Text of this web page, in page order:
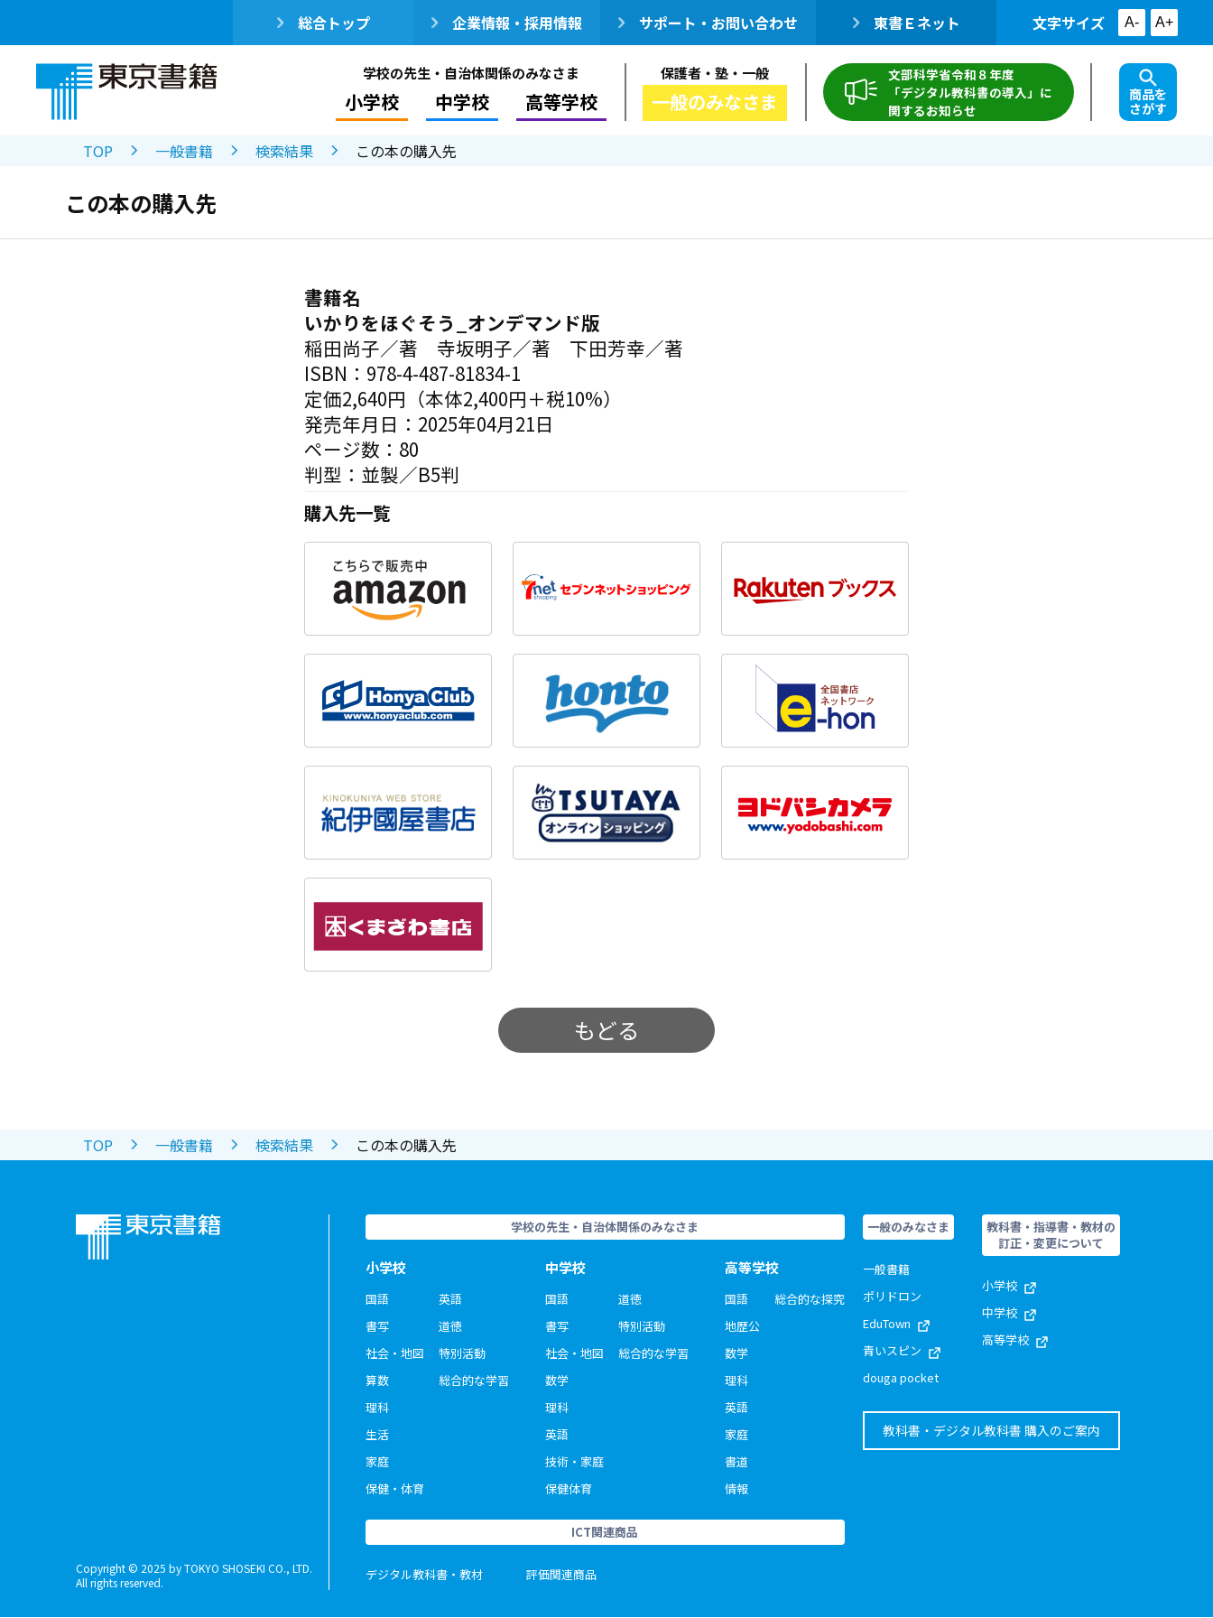
総合トップ 企業情報・採用情報 サポート・お問い合わせ 東書Ｅネット 文字サイズ A- A+
学校の先生・自治体関係のみなさま
小学校 中学校 高等学校
保護者・塾・一般
一般のみなさま
文部科学省令和８年度
「デジタル教科書の導入」に
関するお知らせ
商品を
さがす
TOP 一般書籍 検索結果 この本の購入先
この本の購入先
書籍名
いかりをほぐそう_オンデマンド版
稲田尚子／著 寺坂明子／著 下田芳幸／著
ISBN：978-4-487-81834-1
定価2,640円（本体2,400円＋税10%）
発売年月日：2025年04月21日
ページ数：80
判型：並製／B5判
購入先一覧
もどる
TOP 一般書籍 検索結果 この本の購入先
Copyright © 2025 by TOKYO SHOSEKI CO., LTD.
All rights reserved.
学校の先生・自治体関係のみなさま
小学校
国語
書写
社会・地図
算数
理科
生活
家庭
保健・体育
英語
道徳
特別活動
総合的な学習
中学校
国語
書写
社会・地図
数学
理科
英語
技術・家庭
保健体育
道徳
特別活動
総合的な学習
高等学校
国語
地歴公
数学
理科
英語
家庭
書道
情報
総合的な探究
ICT関連商品
デジタル教科書・教材 評価関連商品
一般のみなさま
一般書籍
ポリドロン
EduTown
青いスピン
douga pocket
教科書・指導書・教材の
訂正・変更について
小学校
中学校
高等学校
教科書・デジタル教科書 購入のご案内